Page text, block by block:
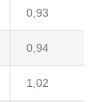
0,93
0,94
1,02